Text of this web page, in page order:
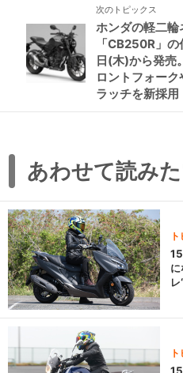
次のトピックス
ホンダの軽二
「CB250R」
日(木)から発売
ロントフォー
ラッチを新採用
あわせて読み